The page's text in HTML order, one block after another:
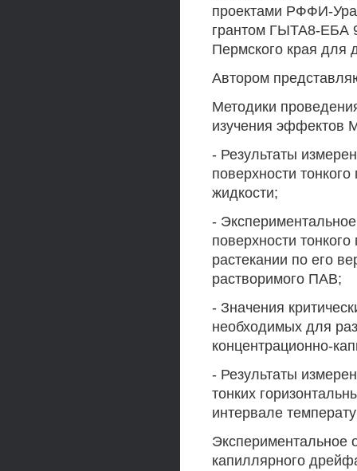
проектами РФФИ-
грантом ГЫТА8-ЕБА
Пермского края для
Автором
Методики
изучения эффектов
- Результаты
поверхности
жидкости;
-
поверхности
растекании по его
растворимого ПАВ;
- Значения
необходимых для
концентрационно-
- Результаты
тонких
интервале
Экспериментальное
капиллярного